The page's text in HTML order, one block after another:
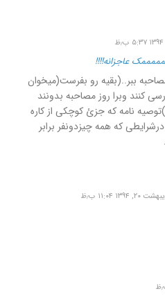
عاجزانه!!!!
ببر..(بقیه رو بفرست(میخوان
کنند وبرا روز مصاحبه بدونند
نامه که جزئ کوچکی از کاره
که همه چیزدونفر برابر
۲۰, ۱۳۹۴ ۱۱:۰۴ ب٫ظ